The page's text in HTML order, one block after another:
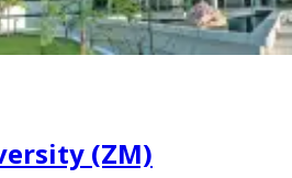
(ZM)